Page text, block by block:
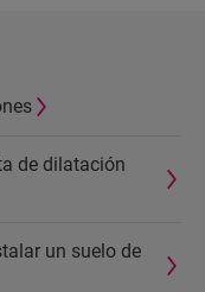
de dilatación
un suelo de